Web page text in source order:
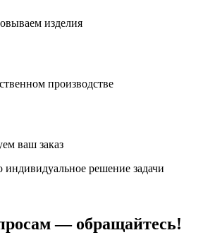
изделия
производстве
ваш заказ
решение задачи
— обращайтесь!